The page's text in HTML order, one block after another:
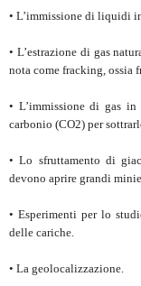
• L’immissione di liquidi
• L’estrazione di gas
nota come fracking, ossia
• L’immissione di gas
carbonio (CO2) per
• Lo sfruttamento di
devono aprire grandi
• Esperimenti per lo
delle cariche.
• La geolocalizzazione.